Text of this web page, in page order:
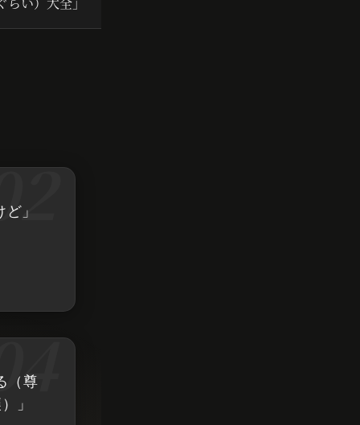
」
（尊
」